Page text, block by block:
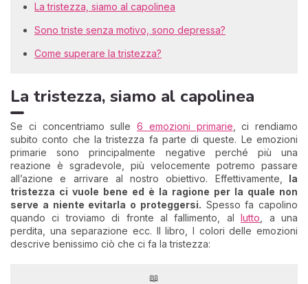
La tristezza, siamo al capolinea
Sono triste senza motivo, sono depressa?
Come superare la tristezza?
La tristezza, siamo al capolinea
Se ci concentriamo sulle 6 emozioni primarie , ci rendiamo
subito conto che la tristezza fa parte di queste. Le emozioni
primarie sono principalmente negative perché più una
reazione è sgradevole, più velocemente potremo passare
all’azione e arrivare al nostro obiettivo. Effettivamente,
la
tristezza ci vuole bene ed è la ragione per la quale non
serve a niente evitarla o proteggersi. Spesso fa capolino
quando ci troviamo di fronte al fallimento, allutto , a una
perdita, una separazione ecc. Il libro, I colori delle emozioni
descrive benissimo ciò che ci fa la tristezza:
📖